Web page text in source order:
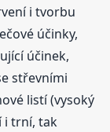
i tvorbu
účinky,
účinek,
střevními
listí (vysoký
i trní, tak